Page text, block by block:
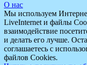
О нас
Мы используем
LiveInternet и файлы
взаимодействие
и делать его лучше.
соглашаетесь с
файлов Cookies.